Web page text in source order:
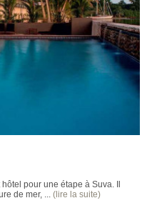
pour une étape à Suva. Il
de mer, ... (lire la suite)